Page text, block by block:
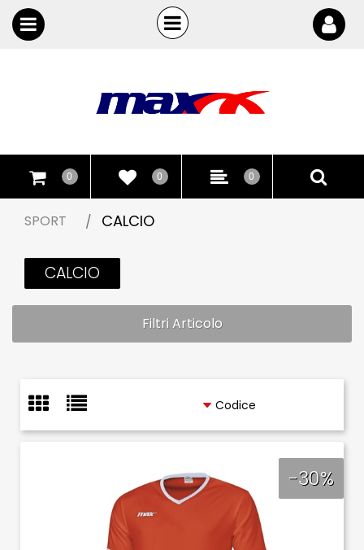
Open Open menu
0 0 0
SPORT CALCIO
CALCIO
Filtri Articolo
-30%